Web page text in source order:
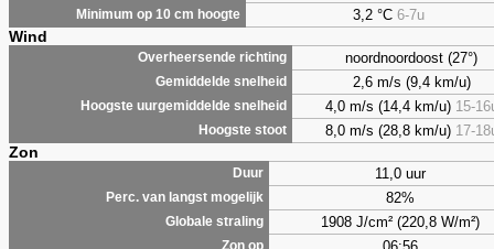
Minimum op 10 cm hoogte 3,2°C 6-7u
Wind
Overheersende richting noordnoordoost (27°)
Gemiddelde snelheid 2,6 m/s (9,4 km/u)
Hoogste uurgemiddelde snelheid 4,0 m/s (14,4 km/u) 15-
Hoogste stoot 8,0 m/s (28,8 km/u) 17-
Zon
Duur 11,0 uur
Perc. van langst mogelijk 82%
Globale straling 1908 J/cm² (220,8 W/m²)
Zon op